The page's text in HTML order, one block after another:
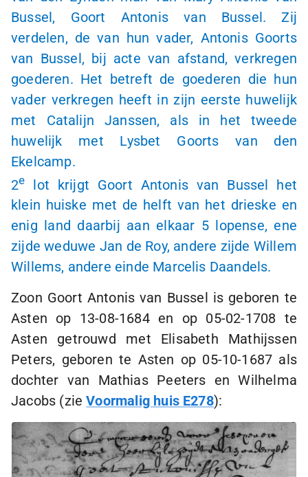
Bussel, Goort Antonis van Bussel. Zij
verdelen, de van hun vader, Antonis Goorts
van Bussel, bij acte van afstand, verkregen
goederen. Het betreft de goederen die hun
vader verkregen heeft in zijn eerste huwelijk
met Catalijn Janssen, als in het tweede
huwelijk met Lysbet Goorts van den
Ekelcamp.
2e
lot krijgt Goort Antonis van Bussel het
klein huiske met de helft van het drieske en
enig land daarbij aan elkaar 5 lopense, ene
zijde weduwe Jan de Roy, andere zijde Willem
Willems, andere einde Marcelis Daandels.
Zoon Goort Antonis van Bussel is geboren te
Asten op 13-08-1684en op 05-02-1708 te
Asten getrouwd met Elisabeth Mathijssen
Peters, geboren te Asten op 05-10-1687 als
dochter van Mathias Peeters en Wilhelma
Jacobs (zieVoormalig huis E278):